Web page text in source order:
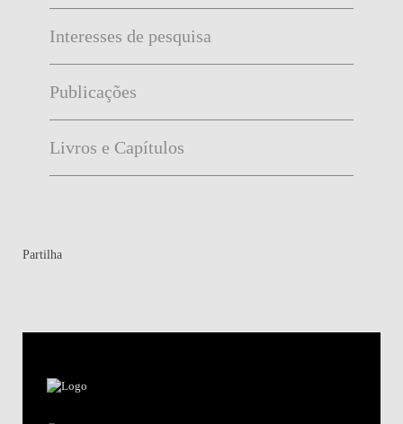
Interesses de pesquisa
Publicações
Livros e Capítulos
Partilha